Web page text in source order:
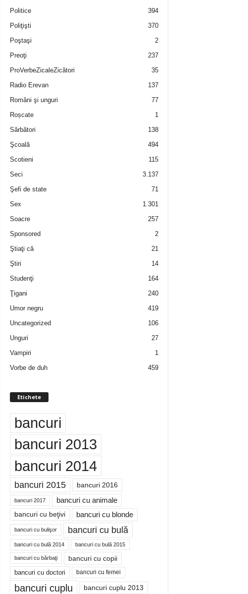
Politice
394
Poliţişti
370
Poştaşi
2
Preoţi
237
ProVerbeZicaleZicători
35
Radio Erevan
137
Români şi unguri
77
Roșcate
1
Sărbători
138
Şcoală
494
Scotieni
115
Seci
3.137
Şefi de state
71
Sex
1.301
Soacre
257
Sponsored
2
Ştiaţi că
21
Ştiri
14
Studenţi
164
Ţigani
240
Umor negru
419
Uncategorized
106
Unguri
27
Vampiri
1
Vorbe de duh
459
Etichete
bancuri
bancuri 2013
bancuri 2014
bancuri 2015 bancuri 2016
bancuri 2017 bancuri cu animale
bancuri cu beţivi bancuri cu blonde
bancuri cu bulişor bancuri cu bulă
bancuri cu bulă 2014 bancuri cu bulă 2015
bancuri cu bărbaţi bancuri cu copii
bancuri cu doctori bancuri cu femei
bancuri cuplu bancuri cuplu 2013